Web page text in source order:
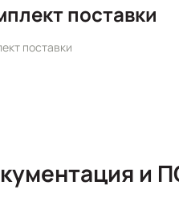
поставки
поставки
и